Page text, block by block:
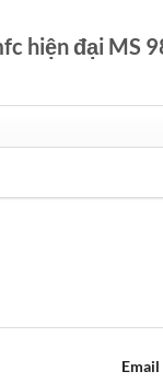
hiện đại MS
Email